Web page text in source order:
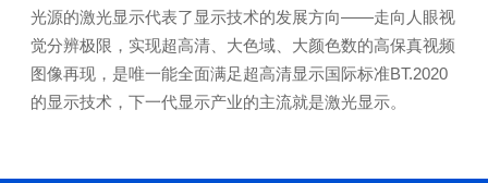
光源的激光显示代表了显示技术的发展方向——走向人眼视
觉分辨极限，实现超高清、大色域、大颜色数的高保真视频
图像再现，是唯一能全面满足超高清显示国际标准BT.2020
的显示技术，下一代显示产业的主流就是激光显示。